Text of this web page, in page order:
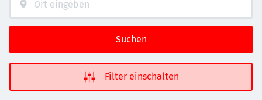
Suchen
Filter einschalten